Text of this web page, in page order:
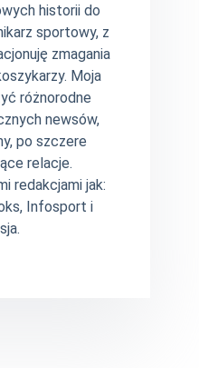
historii do
sportowy, z
zmagania
Moja
różnorodne
newsów,
po szczere
relacje.
redakcjami jak:
Infosport i